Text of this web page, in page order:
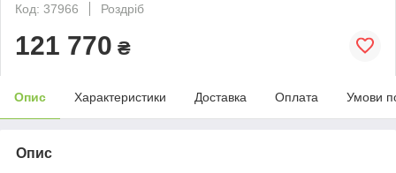
Код: 37966
Роздріб
121 770 ₴
Опис Характеристики Доставка Оплата Умови
Опис